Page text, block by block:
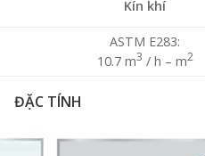
Kín khí
ASTM E283:
10.7 m3 / h – m2
ĐẶC TÍNH